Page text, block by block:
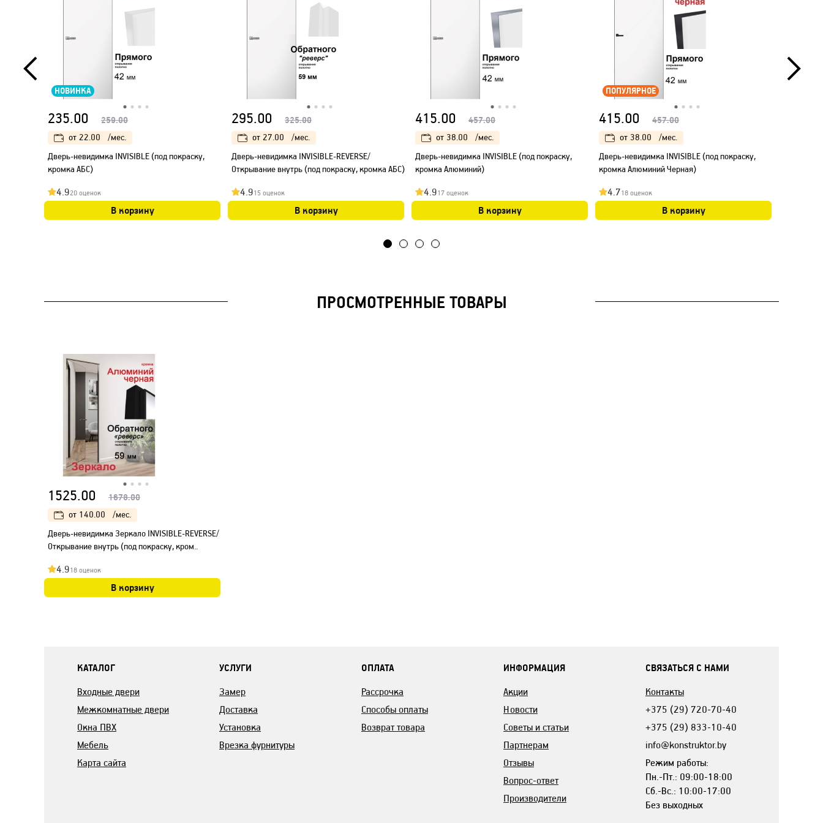
НОВИНКА
235.00 259.00
от 22.00
/мес.
Дверь-невидимка INVISIBLE (под покраску,
кромка АБС)
4.920 оценок
В корзину
295.00 325.00
от 27.00
/мес.
Дверь-невидимка INVISIBLE-REVERSE/
Открывание внутрь (под покраску, кромка АБС)
4.915 оценок
В корзину
415.00 457.00
от 38.00
/мес.
Дверь-невидимка INVISIBLE (под покраску,
кромка Алюминий)
4.917 оценок
В корзину
ПОПУЛЯРНОЕ
415.00 457.00
от 38.00
/мес.
Дверь-невидимка INVISIBLE (под покраску,
кромка Алюминий Черная)
4.718 оценок
В корзину
ПРОСМОТРЕННЫЕ ТОВАРЫ
1525.00 1678.00
от 140.00
/мес.
Дверь-невидимка Зеркало INVISIBLE-REVERSE/
Открывание внутрь (под покраску, кром..
4.918 оценок
В корзину
КАТАЛОГ
Входные двери
Межкомнатные двери
Окна ПВХ
Мебель
Карта сайта
УСЛУГИ
Замер
Доставка
Установка
Врезка фурнитуры
ОПЛАТА
Рассрочка
Способы оплаты
Возврат товара
ИНФОРМАЦИЯ
Акции
Новости
Советы и статьи
Партнерам
Отзывы
Вопрос-ответ
Производители
СВЯЗАТЬСЯ С НАМИ
Контакты
+375 (29) 720-70-40
+375 (29) 833-10-40
info@konstruktor.by
Режим работы:
Пн.-Пт.: 09:00-18:00
Сб.-Вс.: 10:00-17:00
Без выходных